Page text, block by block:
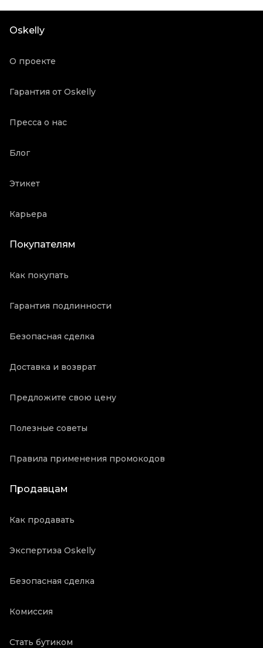
Продавец
Oskelly
О проекте
Гарантия от Oskelly
Пресса о нас
Блог
Этикет
Карьера
Покупателям
Как покупать
Гарантия подлинности
Безопасная сделка
Доставка и возврат
Предложите свою цену
Полезные советы
Правила применения промокодов
Продавцам
Как продавать
Экспертиза Oskelly
Безопасная сделка
Комиссия
Стать бутиком